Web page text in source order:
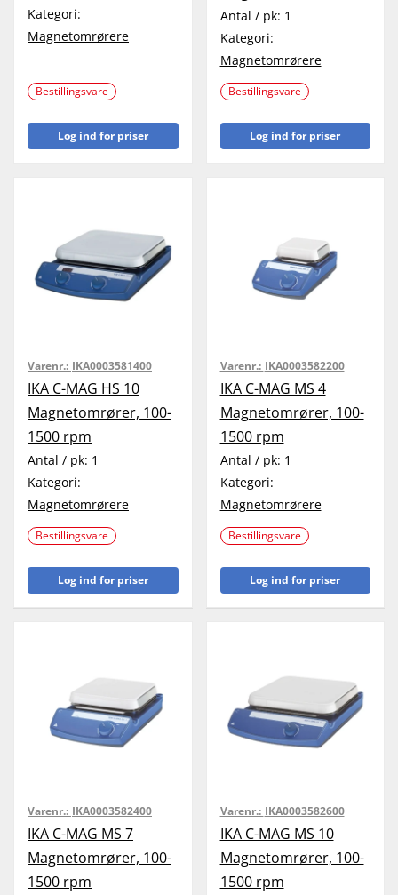
Kategori:
Magnetomrørere
Bestillingsvare
Log ind for priser
Antal / pk: 1
Kategori:
Magnetomrørere
Bestillingsvare
Log ind for priser
Varenr.: IKA0003581400
IKA C-MAG HS 10
Magnetomrører, 100-
1500 rpm
Antal / pk: 1
Kategori:
Magnetomrørere
Bestillingsvare
Log ind for priser
Varenr.: IKA0003582200
IKA C-MAG MS 4
Magnetomrører, 100-
1500 rpm
Antal / pk: 1
Kategori:
Magnetomrørere
Bestillingsvare
Log ind for priser
Varenr.: IKA0003582400
IKA C-MAG MS 7
Magnetomrører, 100-
1500 rpm
Varenr.: IKA0003582600
IKA C-MAG MS 10
Magnetomrører, 100-
1500 rpm